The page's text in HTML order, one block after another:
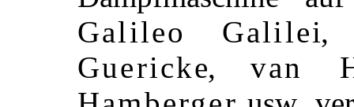
Galileo Galilei
Guericke, van